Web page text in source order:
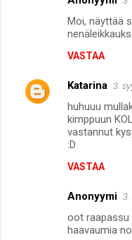
Moi, näyttää
VASTAA
Katarina 3.
huhuuu
kimppuun
vastannut
:D
VASTAA
Anonyymi 3.
oot raapassu
haavaumia